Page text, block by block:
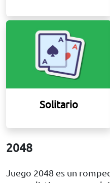
Solitario
2048
Juego 2048 es un